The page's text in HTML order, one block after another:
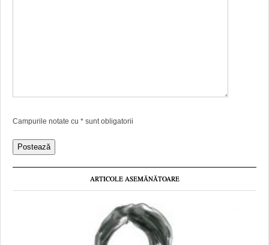
Campurile notate cu * sunt obligatorii
ARTICOLE ASEMĂNĂTOARE